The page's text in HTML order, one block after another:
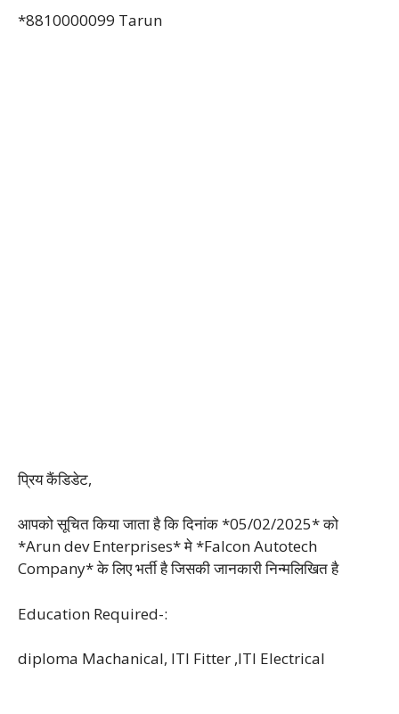
*8810000099 Tarun
प्रिय कैंडिडेट,
आपको सूचित किया जाता है कि दिनांक *05/02/2025* को
*Arun dev Enterprises* मे *Falcon Autotech
Company* के लिए भर्ती है जिसकी जानकारी निन्मलिखित है
Education Required-:
diploma Machanical, ITI Fitter ,ITI Electrical